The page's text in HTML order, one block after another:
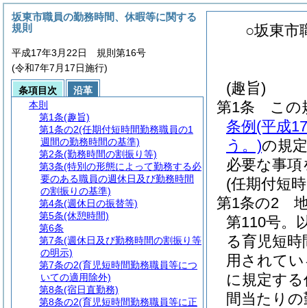
○坂東市
(趣旨)
第1条
この
条例 (平成
う。)の規
必要な事
(任期付短
第1条の2
第110号。
る育児短時
用されて
に規定す
間当たり
坂東市職員の勤務時間、休暇等に関する
規則
平成17年3月22日 規則第16号
(令和7年7月17日施行)
条項目次
沿革
本則
第1条(趣旨)
第1条の2(任期付短時間勤務職員の1
週間の勤務時間の基準)
第2条(勤務時間の割振り等)
第3条(特別の形態によって勤務する必
要のある職員の週休日及び勤務時間
の割振りの基準)
第4条(週休日の振替等)
第5条(休憩時間)
第6条
第7条(週休日及び勤務時間の割振り等
の明示)
第7条の2(育児短時間勤務職員等につ
いての適用除外)
第8条(宿日直勤務)
第8条の2(育児短時間勤務職員等に正